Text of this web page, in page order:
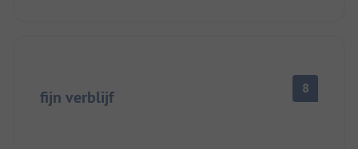
fijn verblijf 8